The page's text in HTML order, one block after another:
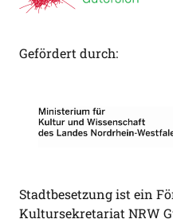
Gefördert durch:
Stadtbesetzung ist ein
Kultursekretariat NRW